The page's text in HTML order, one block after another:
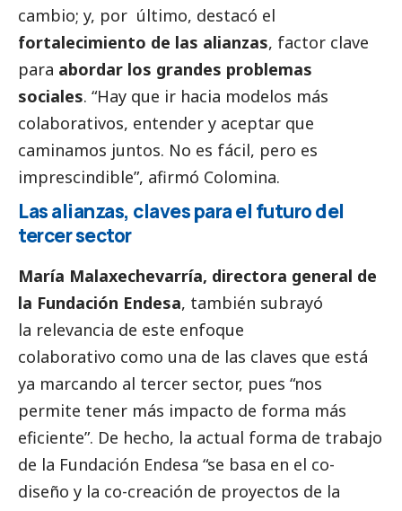
cambio; y, por último, destacó el
fortalecimiento de las alianzas, factor clave
para abordar los grandes problemas
sociales. “Hay que ir hacia modelos más
colaborativos, entender y aceptar que
caminamos juntos. No es fácil, pero es
imprescindible”, afirmó Colomina.
Las alianzas, claves para el futuro del
tercer sector
María Malaxechevarría, directora general de
la Fundación Endesa, también subrayó
la relevancia de este enfoque
colaborativo como una de las claves que está
ya marcando al tercer sector, pues “nos
permite tener más impacto de forma más
eficiente”. De hecho, la actual forma de trabajo
de la Fundación Endesa “se basa en el co-
diseño y la co-creación de proyectos de la